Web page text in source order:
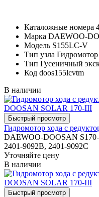
Каталожные номера
Марка DAEWOO-
Модель S155LC-V
Тип узла
Тип Гусеничный
Код doos155lcvtm
В наличии
Гидромотор хода с
DAEWOO-DOOSAN
2401-9092B, 2401-9092C
Уточняйте цену
В наличии